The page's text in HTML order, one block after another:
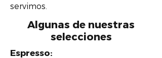
servimos.
Algunas de nuestras
selecciones
Espresso: